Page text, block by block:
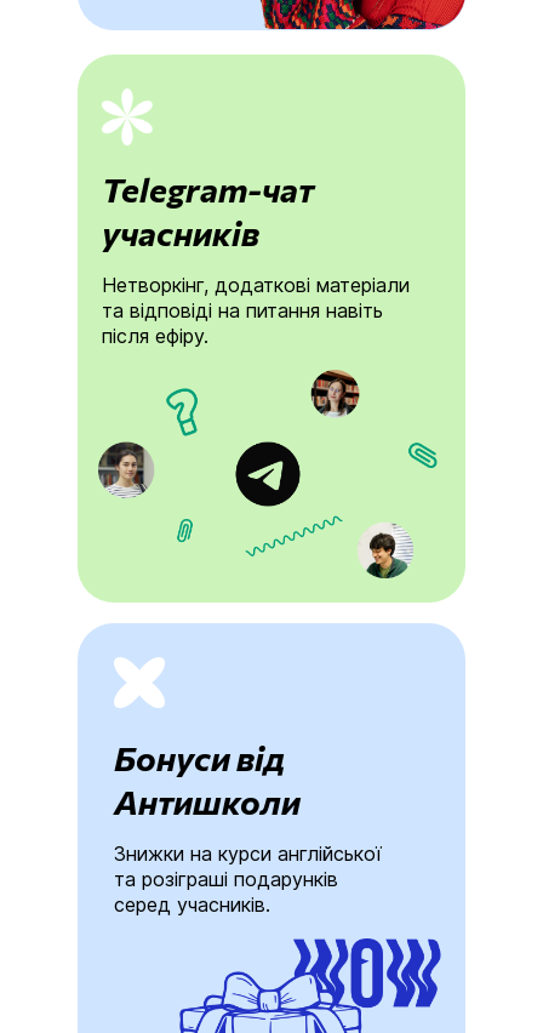
Telegram-чат
учасників
Нетворкінг, додаткові матеріали
та відповіді на питання навіть
після ефіру.
Бонуси від
Антишколи
Знижки на курси англійської
та розіграші подарунків
серед учасників.